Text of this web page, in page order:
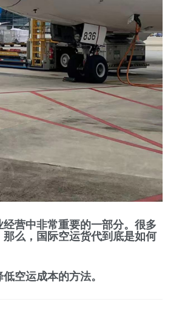
营中非常重要的一部分。很多
么，国际空运货代到底是如何
空运成本的方法。